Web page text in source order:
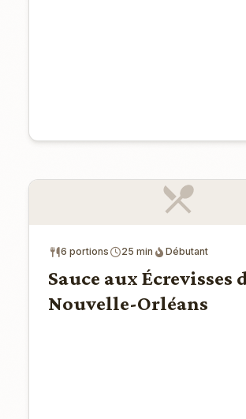
6 portions 25 min Débutant
Sauce aux Écrevisses
Nouvelle-Orléans